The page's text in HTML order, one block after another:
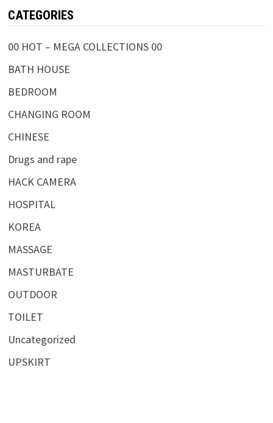
CATEGORIES
00 HOT – MEGA COLLECTIONS 00
BATH HOUSE
BEDROOM
CHANGING ROOM
CHINESE
Drugs and rape
HACK CAMERA
HOSPITAL
KOREA
MASSAGE
MASTURBATE
OUTDOOR
TOILET
Uncategorized
UPSKIRT